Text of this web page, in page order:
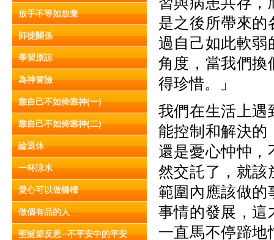
放手不等如放棄
師徒關係
學習原諒
為神冒險
靠自己不如倚靠神(一)
靠自己不如倚靠神(二)
論退休
一杯涼水
愛心可以做橋樑
做個有品的人
聖誕節反思─不平安中的平安
是之後所帶來的
過自己如此軟弱
角度，當我們換
得珍惜。」
我們在生活上遇
能控制和解決的
還是憂心忡忡，
然交託了，就該
範圍內應該做的
事情的發展，這
一直馬不停蹄地